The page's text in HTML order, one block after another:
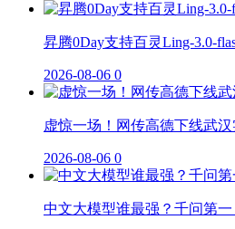
昇腾0Day支持百灵Ling-3.0-
2026-08-06 0
虚惊一场！网传高德下线武
2026-08-06 0
中文大模型谁最强？千问第一